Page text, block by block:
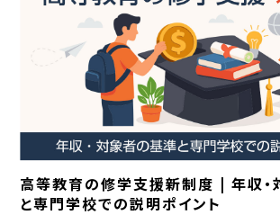
高等教育の修学支援新制度 | 年収・
と専門学校での説明ポイント